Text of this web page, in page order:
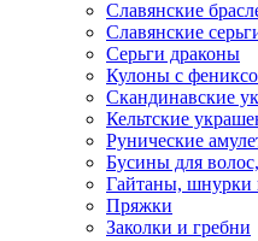
Славянские
Славянские
Серьги драконы
Кулоны с
Скандинавские
Кельтские
Рунические
Бусины для
Гайтаны, шнурки
Пряжки
Заколки и гребни